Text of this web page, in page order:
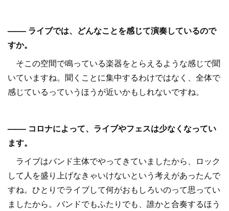
–––– ライブでは、どんなことを感じて演奏しているので
すか。
そこの空間で鳴っている楽器をとらえるような感じで聞
いていますね。聞くことに集中するわけではなく、全体で
感じているっていうほうが近いかもしれないですね。
–––– コロナによって、ライブやフェスは少なくなってい
ます。
ライブはバンド主体でやってきていましたから、ロック
して人を盛り上げなきゃいけないという考えがあったんで
すね。ひとりでライブして何がおもしろいのって思ってい
ましたから。バンドでもふたりでも、誰かと合奏するほう